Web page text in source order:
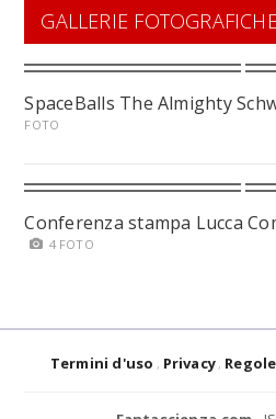
GALLERIE FOTOGRAFICHE
SpaceBalls The Almighty
FOTO
Conferenza stampa Lucca
4 FOTO
Termini d'uso Privacy Regole